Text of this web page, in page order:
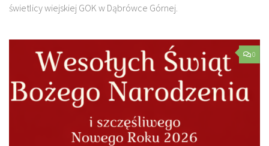
świetlicy wiejskiej GOK w Dąbrówce Górnej.
0